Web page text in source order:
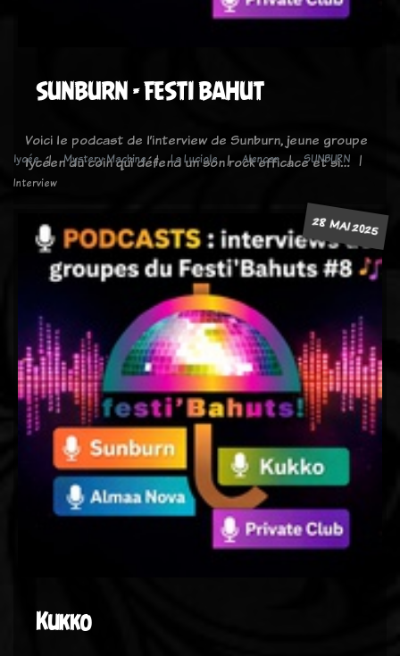
SUNBURN - FESTI BAHUT
Voici le podcast de l’interview de Sunburn, jeune groupe
lycéen du coin qui défend un son rock efficace et si…
lycée Mystery Machine La Luciole Alençon
SUNBURN
Interview
28 MAI 2025
Kukko